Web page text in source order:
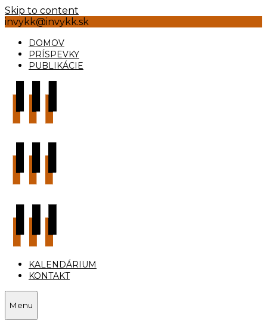
Skip to content
invykk@invykk.sk
DOMOV
PRÍSPEVKY
PUBLIKÁCIE
KALENDÁRIUM
KONTAKT
Menu